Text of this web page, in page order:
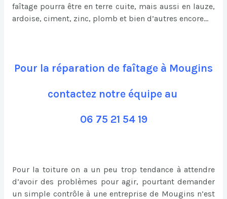
faîtage pourra être en terre cuite, mais aussi en lauze,
ardoise, ciment, zinc, plomb et bien d’autres encore…
Pour la réparation de faîtage à Mougins
contactez notre équipe au
06 75 21 54 19
Pour la toiture on a un peu trop tendance à attendre
d’avoir des problèmes pour agir, pourtant demander
un simple contrôle à une entreprise de Mougins n’est